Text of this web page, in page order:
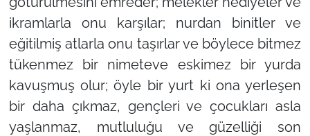
ikramlarla onu karşılar; nurdan binitler ve
eğitilmiş atlarla onu taşırlar ve böylece bitmez
tükenmez bir nimeteve eskimez bir yurda
kavuşmuş olur; öyle bir yurt ki ona yerleşen
bir daha çıkmaz, gençleri ve çocukları asla
yaşlanmaz, mutluluğu ve güzelliği son